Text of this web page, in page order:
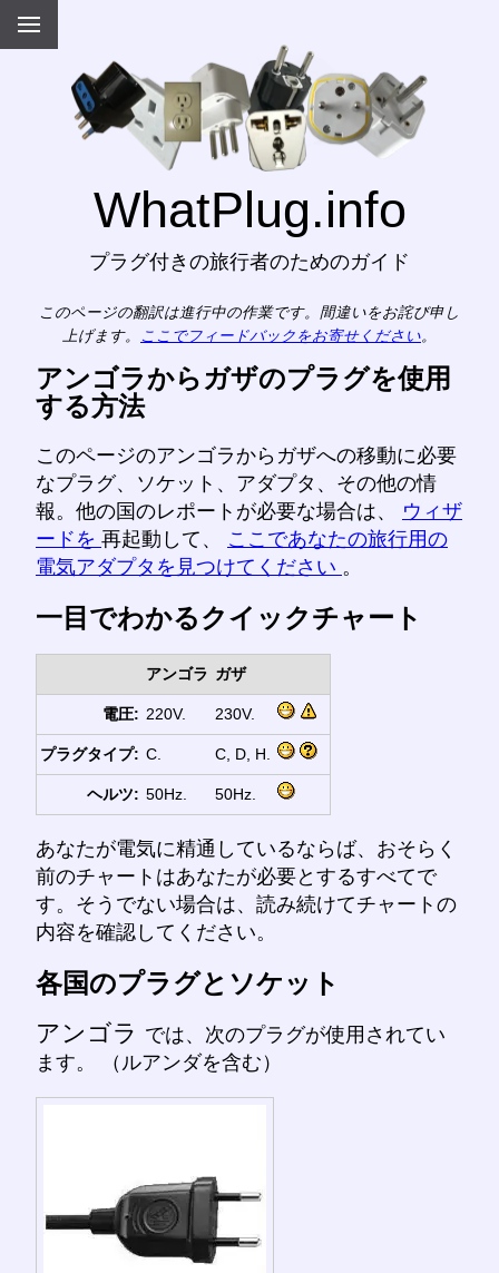
WhatPlug.info
プラグ付きの旅行者のためのガイド
このページの翻訳は進行中の作業です。間違いをお詫び申し
上げます。
ここでフィードバックをお寄せください。
アンゴラからガザのプラグを使用
する方法
このページのアンゴラからガザへの移動に必要
なプラグ、ソケット、アダプタ、その他の情
報。他の国のレポートが必要な場合は、 ウィザ
ードを 再起動して、 ここであなたの旅行用の
電気アダプタを見つけてください 。
一目でわかるクイックチャート
アンゴラ ガザ
電圧: 220V. 230V.
プラグタイプ: C. C, D, H.
ヘルツ: 50Hz. 50Hz.
あなたが電気に精通しているならば、おそらく
前のチャートはあなたが必要とするすべてで
す。そうでない場合は、読み続けてチャートの
内容を確認してください。
各国のプラグとソケット
アンゴラ では、次のプラグが使用されてい
ます。 （ルアンダを含む）